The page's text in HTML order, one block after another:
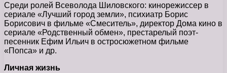
Среди ролей Всеволода Шиловского: кинорежиссер в
сериале «Лучший город земли», психиатр Борис
Борисович в фильме «Смеситель», директор Дома кино в
сериале «Родственный обмен», престарелый поэт-
песенник Ефим Ильич в остросюжетном фильме
«Попса» и др.
Личная жизнь